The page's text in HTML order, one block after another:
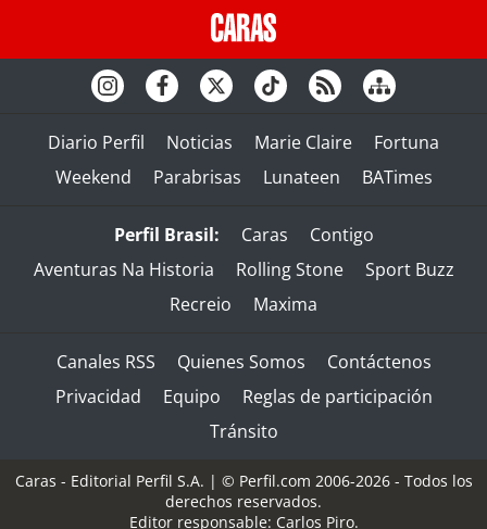
Diario Perfil Noticias Marie Claire
Fortuna
Weekend
Parabrisas Lunateen BATimes
Perfil Brasil: Caras
Contigo
Aventuras Na Historia
Rolling Stone
Sport Buzz
Recreio
Maxima
Canales RSS Quienes Somos
Contáctenos
Privacidad
Equipo
Reglas de participación
Tránsito
Caras - Editorial Perfil S.A. | © Perfil.com 2006-2026 - Todos los
derechos reservados.
Editor responsable: Carlos Piro.